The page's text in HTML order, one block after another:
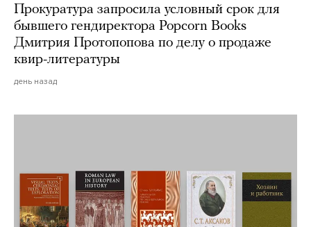
Прокуратура запросила условный срок для
бывшего гендиректора Popcorn Books
Дмитрия Протопопова по делу о продаже
квир-литературы
день назад